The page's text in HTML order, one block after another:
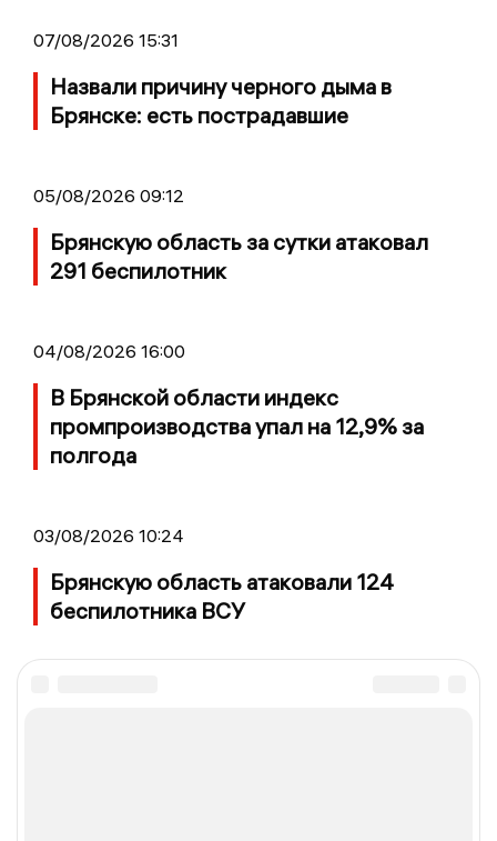
07/08/2026 15:31
Назвали причину черного дыма в
Брянске: есть пострадавшие
05/08/2026 09:12
Брянскую область за сутки атаковал
291 беспилотник
04/08/2026 16:00
В Брянской области индекс
промпроизводства упал на 12,9% за
полгода
03/08/2026 10:24
Брянскую область атаковали 124
беспилотника ВСУ